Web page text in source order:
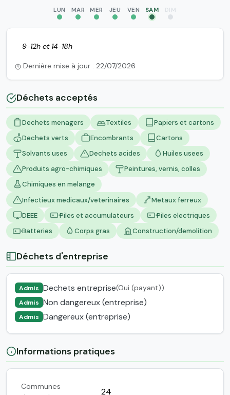
LUN MAR MER JEU VEN SAM DIM
9-12h et 14-18h
Dernière mise à jour : 22/07/2026
Déchets acceptés
Dechets menagers Textiles
Papiers et cartons
Dechets verts
Encombrants
Cartons
Solvants uses
Dechets acides
Huiles usees
Produits agro-chimiques
Peintures, vernis, colles
Chimiques en melange
Infectieux medicaux/veterinaires
Metaux ferreux
DEEE
Piles et accumulateurs
Piles electriques
Batteries
Corps gras Construction/demolition
Déchets d'entreprise
Admis Dechets entreprise(Oui (payant))
Admis Non dangereux (entreprise)
Admis Dangereux (entreprise)
Informations pratiques
Communes
24